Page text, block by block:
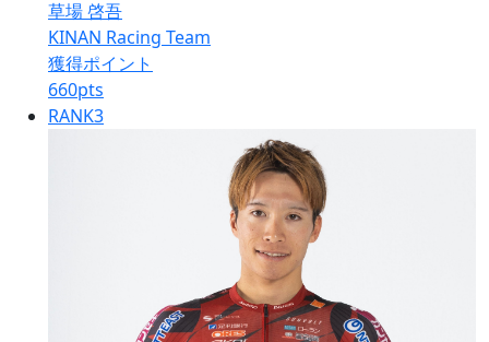
草場 啓吾
KINAN Racing Team
獲得ポイント
660pts
RANK3